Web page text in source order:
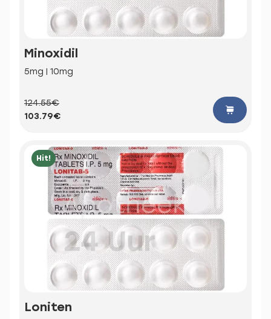
Minoxidil
5mg | 10mg
124.55€
103.79€
Hit!
Loniten